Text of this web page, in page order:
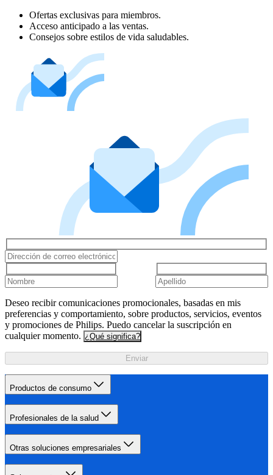
Ofertas exclusivas para miembros.
Acceso anticipado a las ventas.
Consejos sobre estilos de vida saludables.
Deseo recibir comunicaciones promocionales, basadas en mis
preferencias y comportamiento, sobre productos, servicios, eventos
y promociones de Philips. Puedo cancelar la suscripción en
cualquier momento. ¿Qué significa?
Enviar
Productos de consumo
Profesionales de la salud
Otras soluciones empresariales